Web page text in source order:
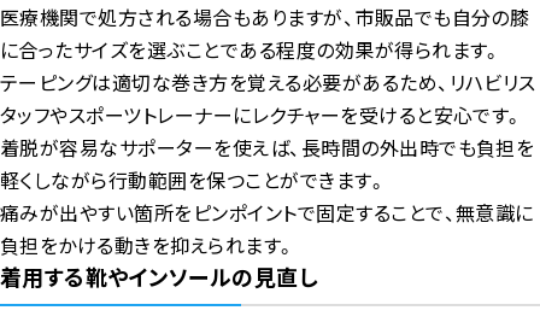
医療機関で処方される場合もありますが、市販品でも自分の膝
に合ったサイズを選ぶことである程度の効果が得られます。
テーピングは適切な巻き方を覚える必要があるため、リハビリス
タッフやスポーツトレーナーにレクチャーを受けると安心です。
着脱が容易なサポーターを使えば、長時間の外出時でも負担を
軽くしながら行動範囲を保つことができます。
痛みが出やすい箇所をピンポイントで固定することで、無意識に
負担をかける動きを抑えられます。
着用する靴やインソールの見直し